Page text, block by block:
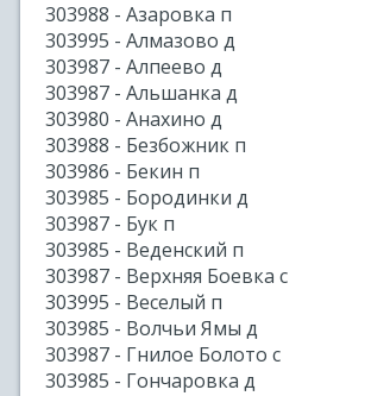
303988 - Азаровка п
303995 - Алмазово д
303987 - Алпеево д
303987 - Альшанка д
303980 - Анахино д
303988 - Безбожник п
303986 - Бекин п
303985 - Бородинки д
303987 - Бук п
303985 - Веденский п
303987 - Верхняя Боевка с
303995 - Веселый п
303985 - Волчьи Ямы д
303987 - Гнилое Болото с
303985 - Гончаровка д